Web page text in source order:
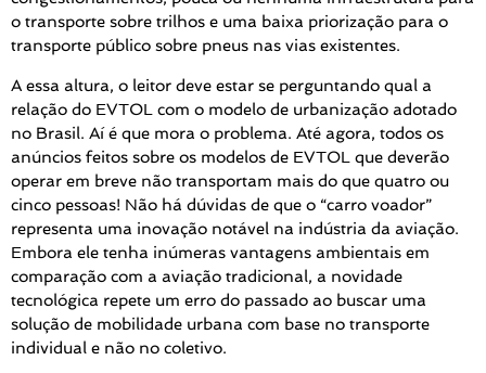
o transporte sobre trilhos e uma baixa priorização para o
transporte público sobre pneus nas vias existentes.
A essa altura, o leitor deve estar se perguntando qual a
relação do EVTOL com o modelo de urbanização adotado
no Brasil. Aí é que mora o problema. Até agora, todos os
anúncios feitos sobre os modelos de EVTOL que deverão
operar em breve não transportam mais do que quatro ou
cinco pessoas! Não há dúvidas de que o “carro voador”
representa uma inovação notável na indústria da aviação.
Embora ele tenha inúmeras vantagens ambientais em
comparação com a aviação tradicional, a novidade
tecnológica repete um erro do passado ao buscar uma
solução de mobilidade urbana com base no transporte
individual e não no coletivo.